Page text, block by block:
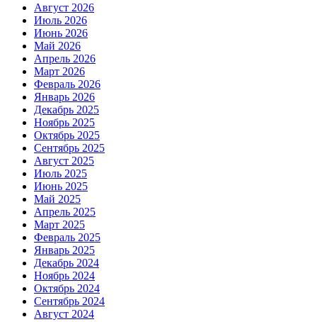
Август 2026
Июль 2026
Июнь 2026
Май 2026
Апрель 2026
Март 2026
Февраль 2026
Январь 2026
Декабрь 2025
Ноябрь 2025
Октябрь 2025
Сентябрь 2025
Август 2025
Июль 2025
Июнь 2025
Май 2025
Апрель 2025
Март 2025
Февраль 2025
Январь 2025
Декабрь 2024
Ноябрь 2024
Октябрь 2024
Сентябрь 2024
Август 2024